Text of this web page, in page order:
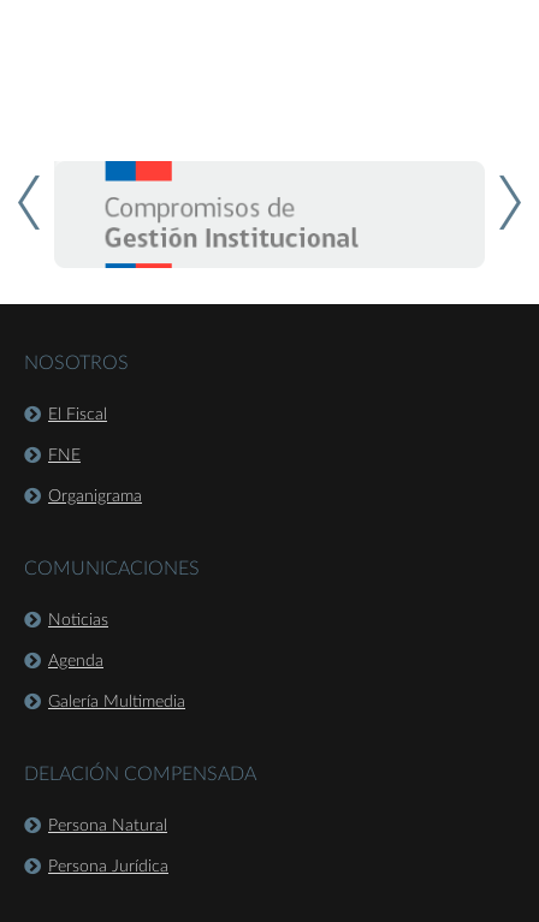
NOSOTROS
El Fiscal
FNE
Organigrama
COMUNICACIONES
Noticias
Agenda
Galería Multimedia
DELACIÓN COMPENSADA
Persona Natural
Persona Jurídica